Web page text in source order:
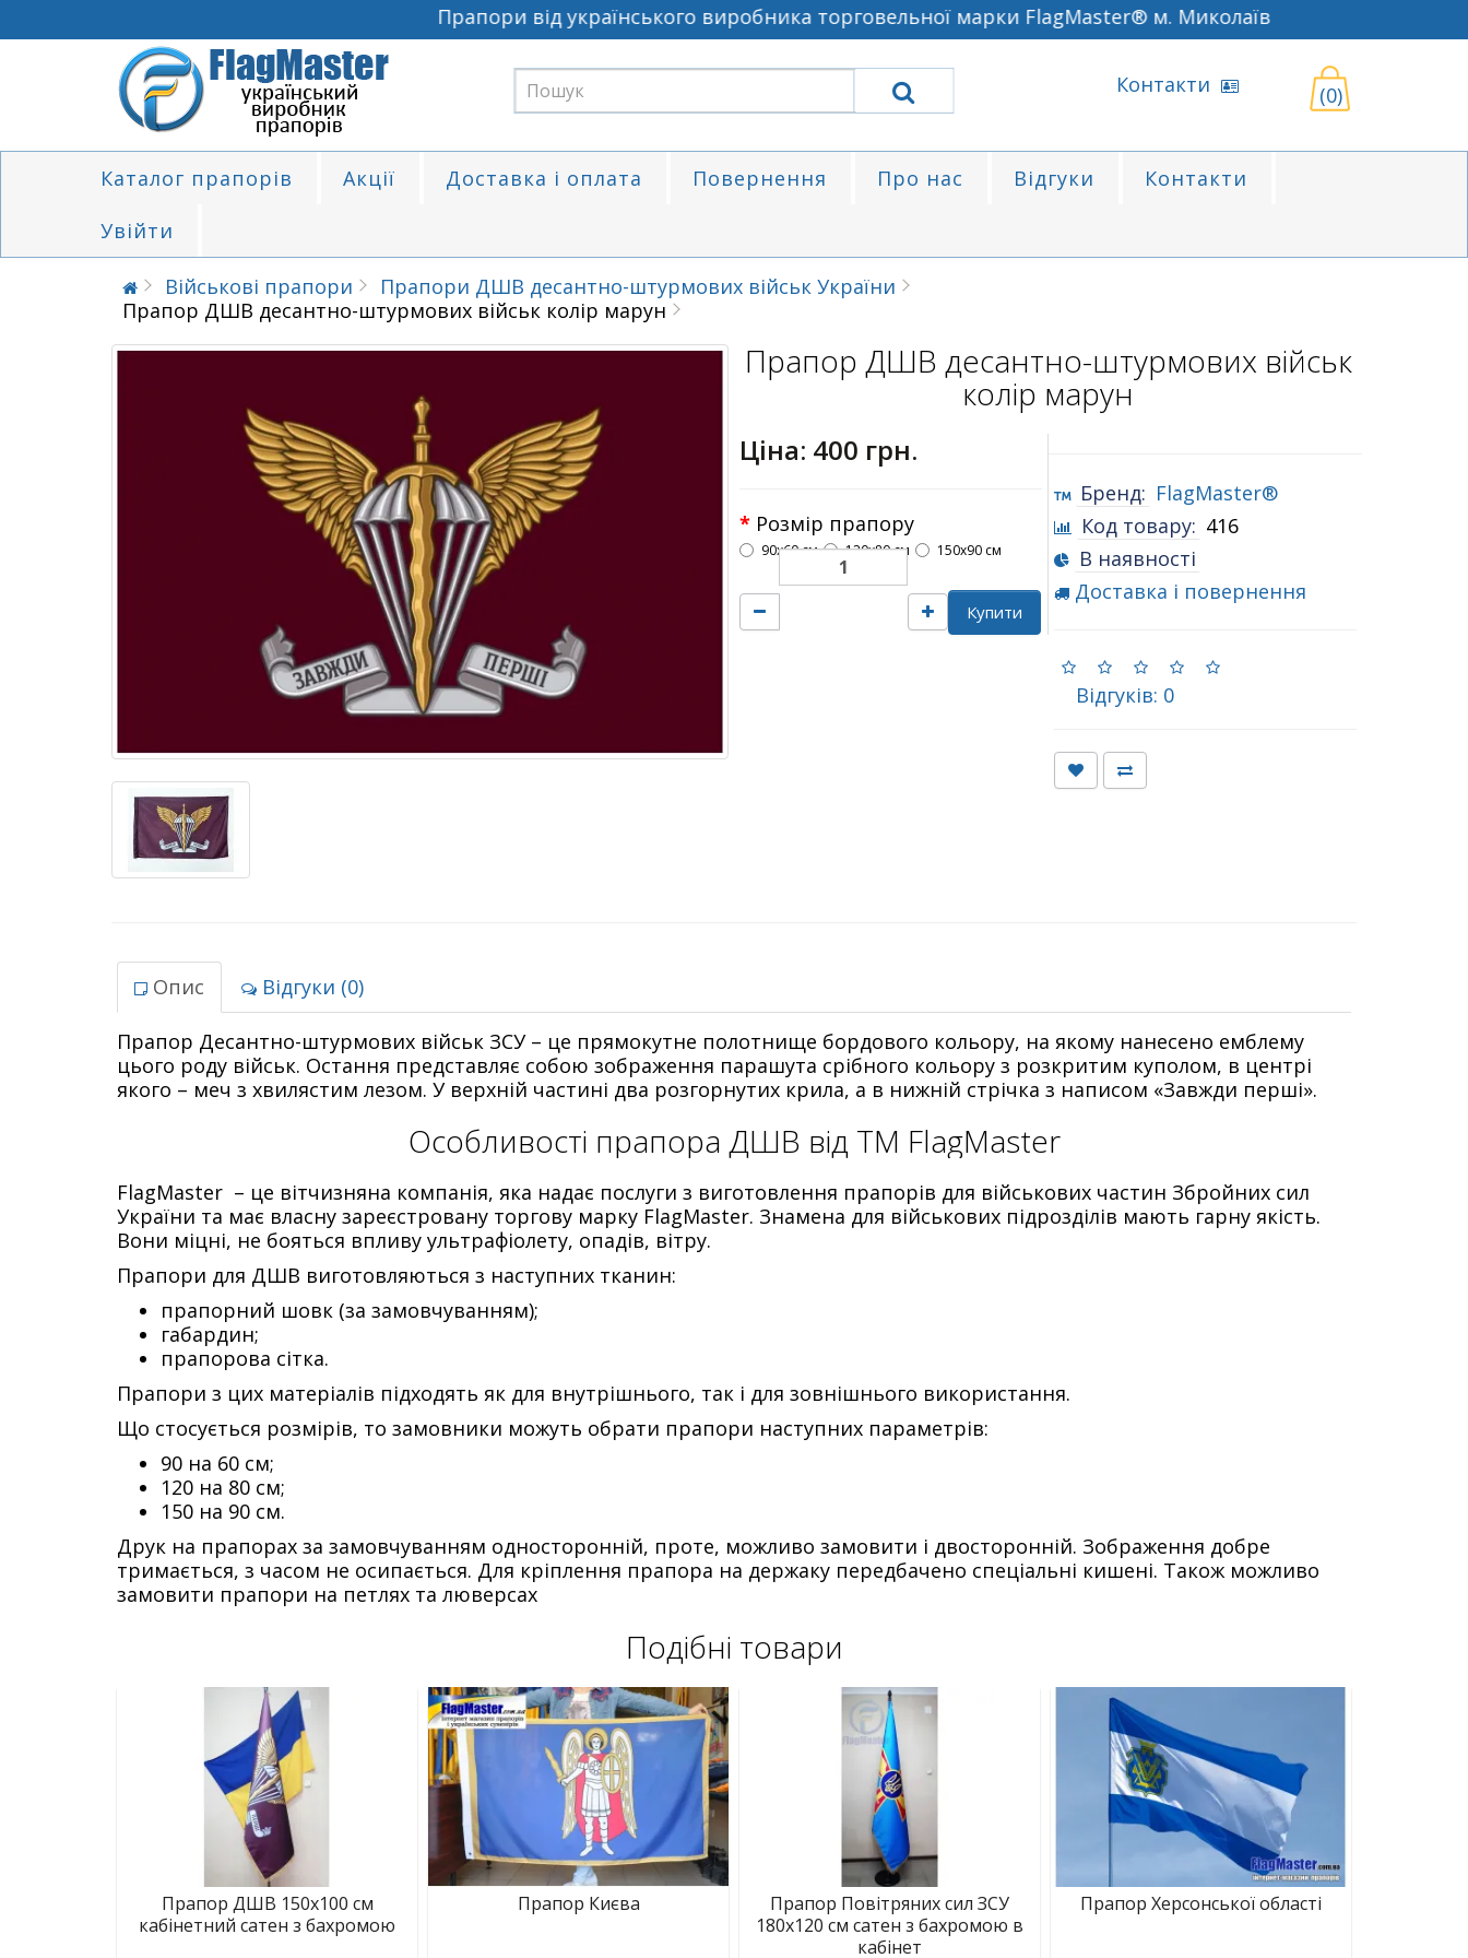
Прапори від українського виробника торговельної марки FlagMaster® м. Миколаїв
Контакти (0)
Каталог прапорів Акції Доставка і оплата Повернення Про нас Відгуки
Контакти
Увійти
Військові прапори
Прапори ДШВ десантно-штурмових військ України
Прапор ДШВ десантно-штурмових військ колір марун
Прапор ДШВ десантно-штурмових військ
колір марун
Ціна: 400 грн.
Розмір прапору
90х60 см 120х80 см 150х90 см
Купити
Бренд: FlagMaster®
Код товару: 416
В наявності
Доставка і повернення
Відгуків: 0
Опис Відгуки (0)
Прапор Десантно-штурмових військ ЗСУ – це прямокутне полотнище бордового кольору, на якому нанесено емблему
цього роду військ. Остання представляє собою зображення парашута срібного кольору з розкритим куполом, в центрі
якого – меч з хвилястим лезом. У верхній частині два розгорнутих крила, а в нижній стрічка з написом «Завжди перші».
Особливості прапора ДШВ від TM FlagMaster
FlagMaster – це вітчизняна компанія, яка надає послуги з виготовлення прапорів для військових частин Збройних сил
України та має власну зареєстровану торгову марку FlagMaster. Знамена для військових підрозділів мають гарну якість.
Вони міцні, не бояться впливу ультрафіолету, опадів, вітру.
Прапори для ДШВ виготовляються з наступних тканин:
прапорний шовк (за замовчуванням);
габардин;
прапорова сітка.
Прапори з цих матеріалів підходять як для внутрішнього, так і для зовнішнього використання.
Що стосується розмірів, то замовники можуть обрати прапори наступних параметрів:
90 на 60 см;
120 на 80 см;
150 на 90 см.
Друк на прапорах за замовчуванням односторонній, проте, можливо замовити і двосторонній. Зображення добре
тримається, з часом не осипається. Для кріплення прапора на держаку передбачено спеціальні кишені. Також можливо
замовити прапори на петлях та люверсах
Подібні товари
Прапор ДШВ 150х100 см
кабінетний сатен з бахромою
Прапор Києва
Прапор Повітряних сил ЗСУ
180х120 см сатен з бахромою в
кабінет
Прапор Херсонської області